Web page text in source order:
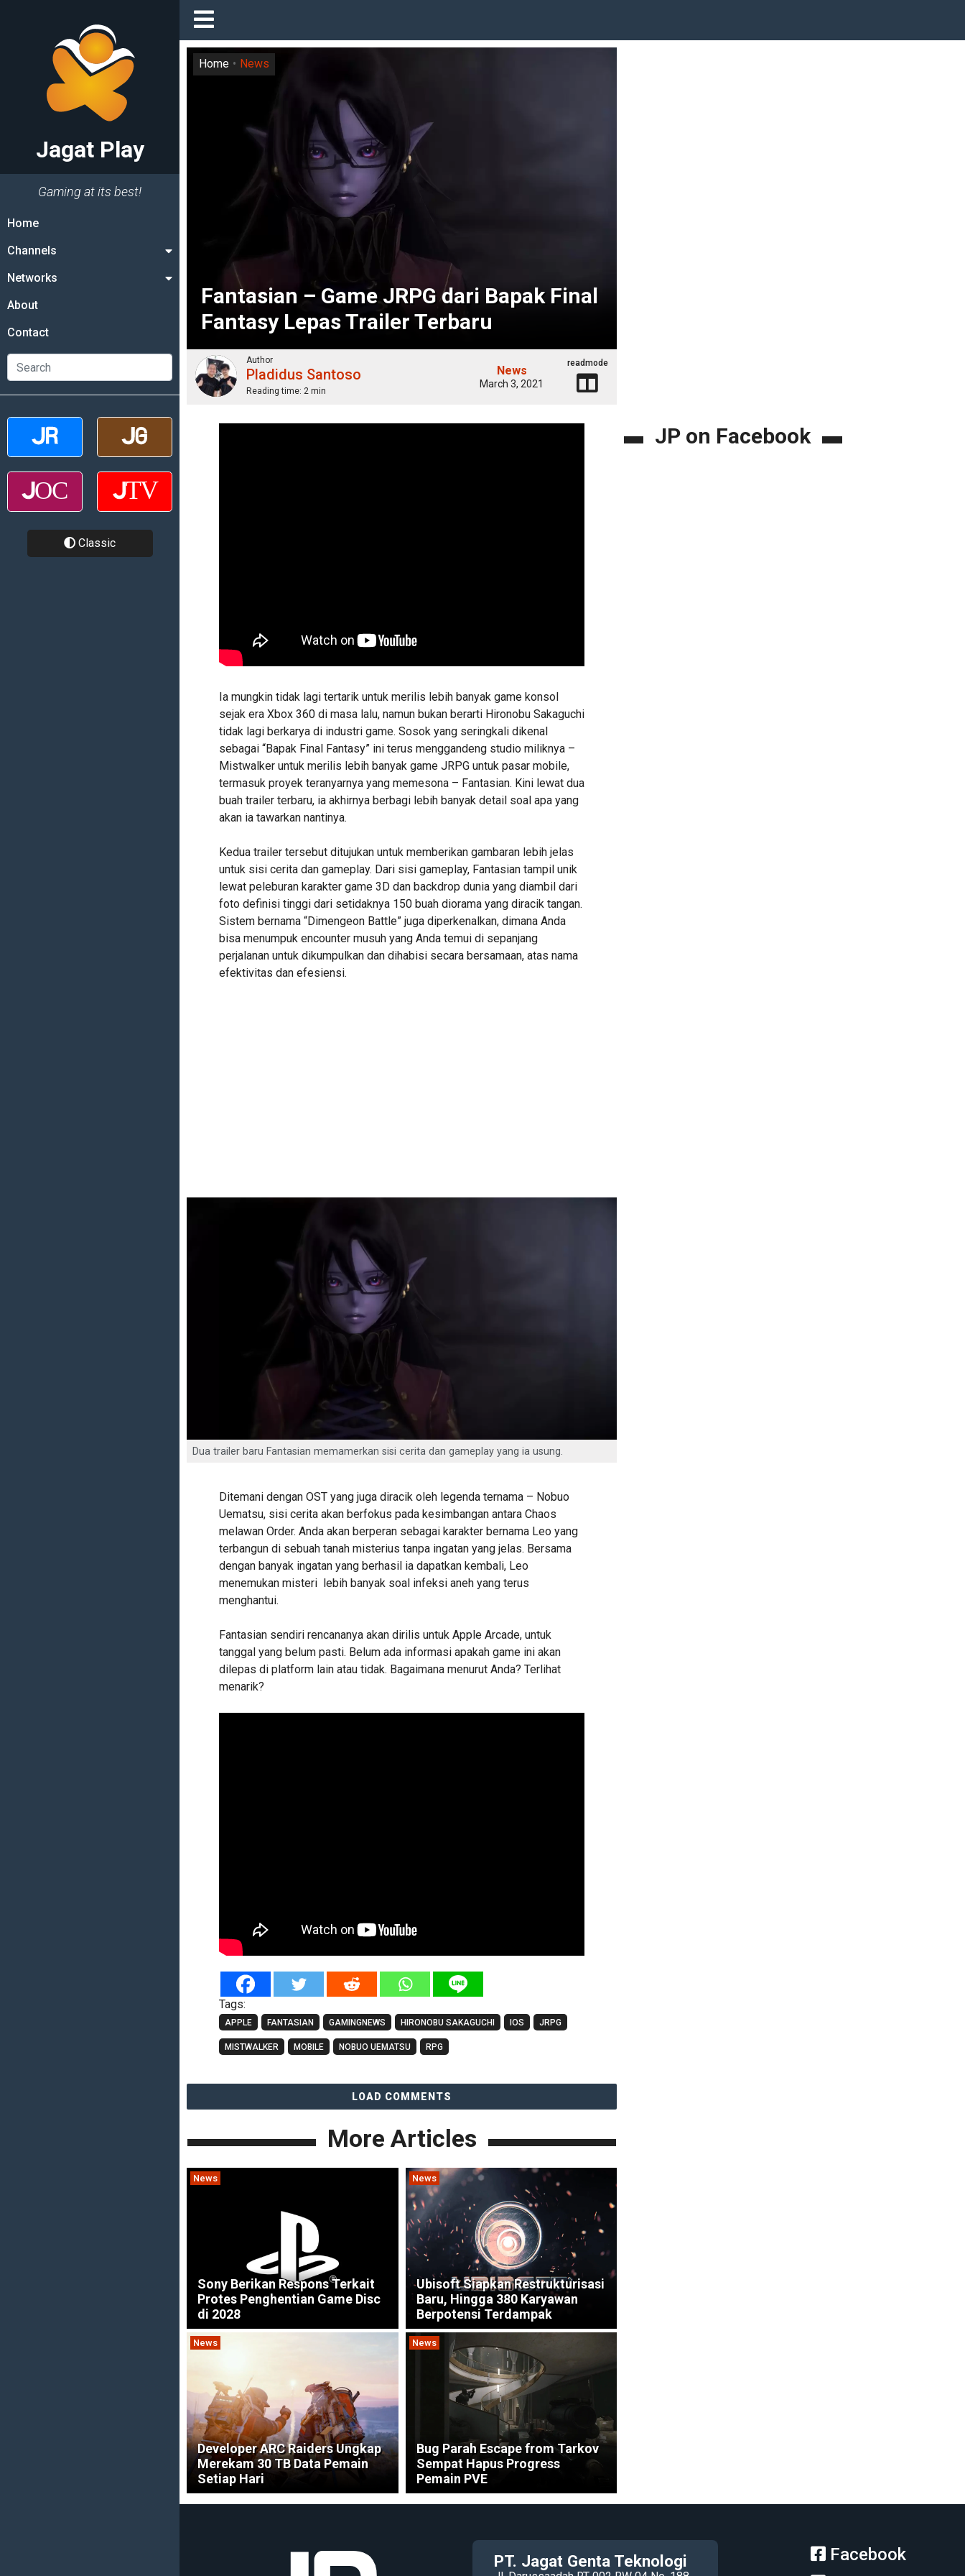
Jagat Play
Gaming at its best!
Home
Channels
Networks
About
Contact
Classic
Fantasian – Game JRPG dari Bapak Final
Fantasy Lepas Trailer Terbaru
Home News
Author
Pladidus Santoso
Reading time: 2 min
News
March 3, 2021
readmode
Ia mungkin tidak lagi tertarik untuk merilis lebih banyak game konsol
sejak era Xbox 360 di masa lalu, namun bukan berarti Hironobu Sakaguchi
tidak lagi berkarya di industri game. Sosok yang seringkali dikenal
sebagai “Bapak Final Fantasy” ini terus menggandeng studio miliknya –
Mistwalker untuk merilis lebih banyak game JRPG untuk pasar mobile,
termasuk proyek teranyarnya yang memesona – Fantasian. Kini lewat dua
buah trailer terbaru, ia akhirnya berbagi lebih banyak detail soal apa yang
akan ia tawarkan nantinya.
Kedua trailer tersebut ditujukan untuk memberikan gambaran lebih jelas
untuk sisi cerita dan gameplay. Dari sisi gameplay, Fantasian tampil unik
lewat peleburan karakter game 3D dan backdrop dunia yang diambil dari
foto definisi tinggi dari setidaknya 150 buah diorama yang diracik tangan.
Sistem bernama “Dimengeon Battle” juga diperkenalkan, dimana Anda
bisa menumpuk encounter musuh yang Anda temui di sepanjang
perjalanan untuk dikumpulkan dan dihabisi secara bersamaan, atas nama
efektivitas dan efesiensi.
Dua trailer baru Fantasian memamerkan sisi cerita dan gameplay yang ia usung.
Ditemani dengan OST yang juga diracik oleh legenda ternama – Nobuo
Uematsu, sisi cerita akan berfokus pada kesimbangan antara Chaos
melawan Order. Anda akan berperan sebagai karakter bernama Leo yang
terbangun di sebuah tanah misterius tanpa ingatan yang jelas. Bersama
dengan banyak ingatan yang berhasil ia dapatkan kembali, Leo
menemukan misteri lebih banyak soal infeksi aneh yang terus
menghantui.
Fantasian sendiri rencananya akan dirilis untuk Apple Arcade, untuk
tanggal yang belum pasti. Belum ada informasi apakah game ini akan
dilepas di platform lain atau tidak. Bagaimana menurut Anda? Terlihat
menarik?
Tags:
APPLE FANTASIAN GAMINGNEWS HIRONOBU SAKAGUCHI IOS JRPG
MISTWALKER MOBILE NOBUO UEMATSU RPG
LOAD COMMENTS
More Articles
News
Sony Berikan Respons Terkait
Protes Penghentian Game Disc
di 2028
News
Ubisoft Siapkan Restrukturisasi
Baru, Hingga 380 Karyawan
Berpotensi Terdampak
News
Developer ARC Raiders Ungkap
Merekam 30 TB Data Pemain
Setiap Hari
News
Bug Parah Escape from Tarkov
Sempat Hapus Progress
Pemain PVE
JP on Facebook
PT. Jagat Genta Teknologi
Facebook